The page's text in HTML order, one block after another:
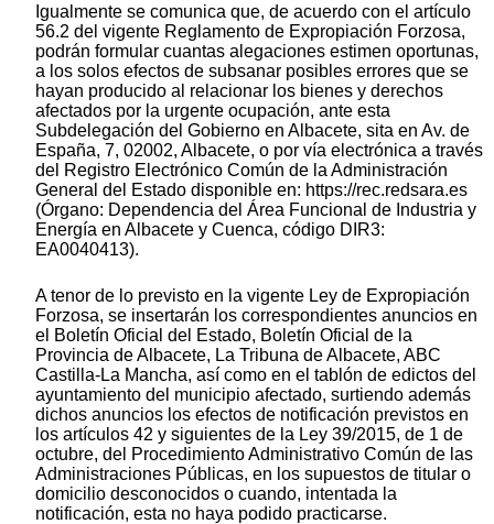
Igualmente se comunica que, de acuerdo con el artículo
56.2 del vigente Reglamento de Expropiación Forzosa,
podrán formular cuantas alegaciones estimen oportunas,
a los solos efectos de subsanar posibles errores que se
hayan producido al relacionar los bienes y derechos
afectados por la urgente ocupación, ante esta
Subdelegación del Gobierno en Albacete, sita en Av. de
España, 7, 02002, Albacete, o por vía electrónica a través
del Registro Electrónico Común de la Administración
General del Estado disponible en: https://rec.redsara.es
(Órgano: Dependencia del Área Funcional de Industria y
Energía en Albacete y Cuenca, código DIR3:
EA0040413).
A tenor de lo previsto en la vigente Ley de Expropiación
Forzosa, se insertarán los correspondientes anuncios en
el Boletín Oficial del Estado, Boletín Oficial de la
Provincia de Albacete, La Tribuna de Albacete, ABC
Castilla-La Mancha, así como en el tablón de edictos del
ayuntamiento del municipio afectado, surtiendo además
dichos anuncios los efectos de notificación previstos en
los artículos 42 y siguientes de la Ley 39/2015, de 1 de
octubre, del Procedimiento Administrativo Común de las
Administraciones Públicas, en los supuestos de titular o
domicilio desconocidos o cuando, intentada la
notificación, esta no haya podido practicarse.